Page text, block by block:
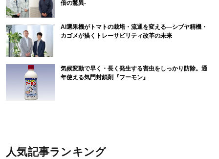
倍の驚異-
AI選果機がトマトの栽培・流通を変える―シブヤ精機・
カゴメが描くトレーサビリティ改革の未来
気候変動で早く・長く発生する害虫をしっかり防除。通
年使える気門封鎖剤『フーモン』
人気記事ランキング